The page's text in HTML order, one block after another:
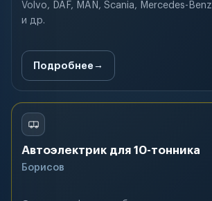
Volvo, DAF, MAN, Scania, Mercedes-Benz
и др.
Подробнее
Автоэлектрик для 10-тонника
Борисов